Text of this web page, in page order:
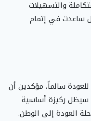
والتسهيلات
ساعدت في إتمام
سالماً، مؤكدين أن
سيظل ركيزة أساسية
العودة إلى الوطن.